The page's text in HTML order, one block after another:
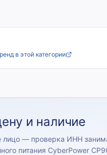
в этой категории
и наличие
лицо — проверка ИНН
питания CyberPower